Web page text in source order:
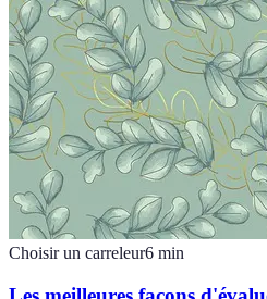
Choisir un carreleur6 min